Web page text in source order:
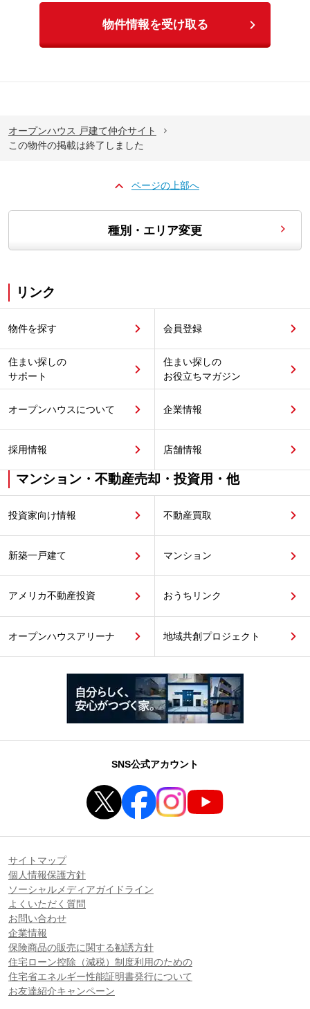
物件情報を受け取る
オープンハウス 戸建て仲介サイト
この物件の掲載は終了しました
ページの上部へ
種別・エリア変更
リンク
物件を探す 会員登録
住まい探しの
サポート
住まい探しの
お役立ちマガジン
オープンハウスについて 企業情報
採用情報 店舗情報
マンション・不動産売却・投資用・他
投資家向け情報 不動産買取
新築一戸建て マンション
アメリカ不動産投資 おうちリンク
オープンハウスアリーナ 地域共創プロジェクト
SNS公式アカウント
サイトマップ
個人情報保護方針
ソーシャルメディアガイドライン
よくいただく質問
お問い合わせ
企業情報
保険商品の販売に関する勧誘方針
住宅ローン控除（減税）制度利用のための
住宅省エネルギー性能証明書発行について
お友達紹介キャンペーン